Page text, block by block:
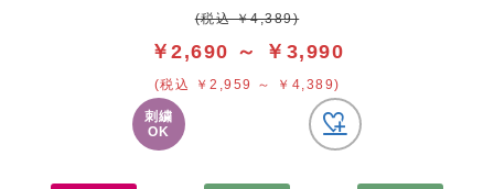
(税込 ￥4,389)
￥2,690 ～ ￥3,990
(税込 ￥2,959 ～ ￥4,389)
刺繍
OK